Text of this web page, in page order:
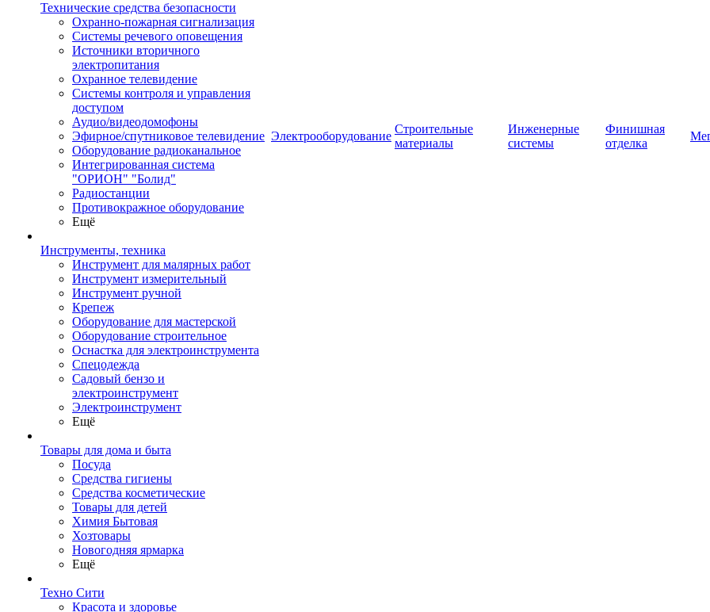
Технические средства безопасности
Охранно-пожарная сигнализация
Системы речевого оповещения
Источники вторичного
электропитания
Охранное телевидение
Системы контроля и управления
доступом
Аудио/видеодомофоны
Эфирное/спутниковое телевидение
Оборудование радиоканальное
Интегрированная система
"ОРИОН" "Болид"
Радиостанции
Противокражное оборудование
Ещё
Инструменты, техника
Инструмент для малярных работ
Инструмент измерительный
Инструмент ручной
Крепеж
Оборудование для мастерской
Оборудование строительное
Оснастка для электроинструмента
Спецодежда
Садовый бензо и
электроинструмент
Электроинструмент
Ещё
Товары для дома и быта
Посуда
Средства гигиены
Средства косметические
Товары для детей
Химия Бытовая
Хозтовары
Новогодняя ярмарка
Ещё
Техно Сити
Красота и здоровье
Электрооборудование
Строительные
материалы
Инженерные
системы
Финишная
отделка